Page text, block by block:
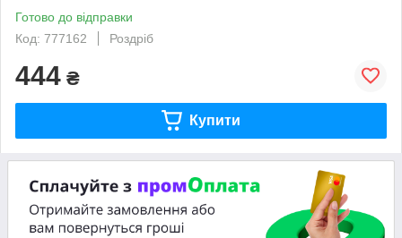
Готово до відправки
Код: 777162
Роздріб
444 ₴
Купити